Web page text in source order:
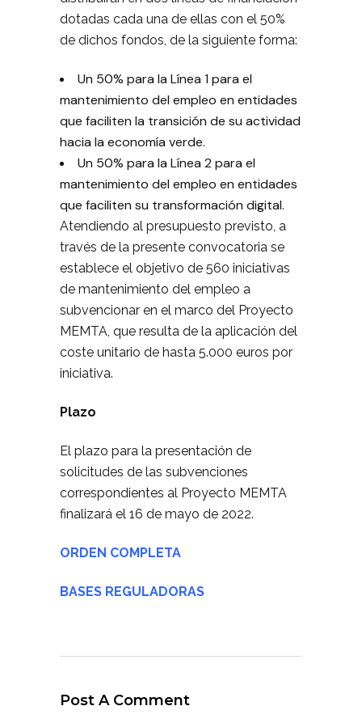
dotadas cada una de ellas con el 50%
de dichos fondos, de la siguiente forma:
Un 50% para la Línea 1 para el
mantenimiento del empleo en entidades
que faciliten la transición de su actividad
hacia la economía verde.
Un 50% para la Línea 2 para el
mantenimiento del empleo en entidades
que faciliten su transformación digital.
Atendiendo al presupuesto previsto, a
través de la presente convocatoria se
establece el objetivo de 560 iniciativas
de mantenimiento del empleo a
subvencionar en el marco del Proyecto
MEMTA, que resulta de la aplicación del
coste unitario de hasta 5.000 euros por
iniciativa.
Plazo
El plazo para la presentación de
solicitudes de las subvenciones
correspondientes al Proyecto MEMTA
finalizará el 16 de mayo de 2022.
ORDEN COMPLETA
BASES REGULADORAS
Post A Comment